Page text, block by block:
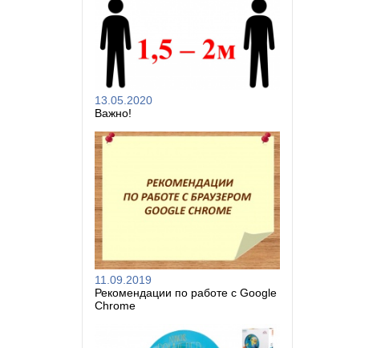
13.05.2020
Важно!
11.09.2019
Рекомендации по работе с Google
Chrome